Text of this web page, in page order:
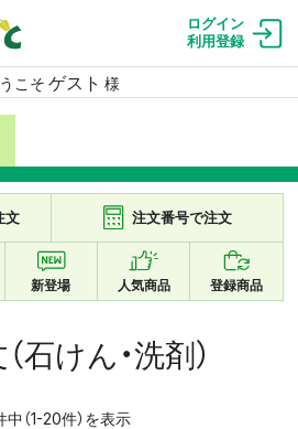
ログイン
利用登録
こそ ゲスト 様
文 注文番号で注文
新登場 人気商品 登録商品
石けん・洗剤）
（1-20件）を表示